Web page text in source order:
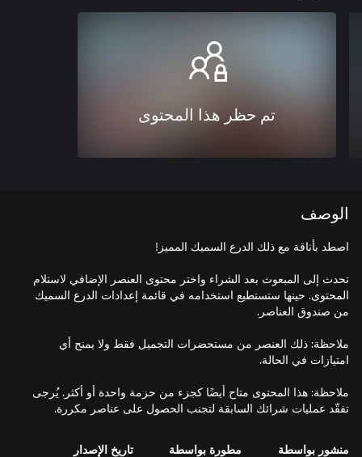
تم حظر هذا المحتوى
الوصف
تحدث إلى المبعوث بعد الشراء واختر محتوى العنصر الإضافي لاستلام
المحتوى. حينها ستستطيع استخدامه في قائمة إعدادات الدرع السميك
ملاحظة: ذلك العنصر من مستحضرات التجميل فقط ولا يمنح أي
ملاحظة: هذا المحتوى متاح أيضًا كجزء من حزمة واحدة أو أكثر. يُرجى
تفقّد عمليات شرائك السابقة لتجنب الحصول على عناصر مكررة.
منشور بواسطة مطورة بواسطة تاريخ الإصدار